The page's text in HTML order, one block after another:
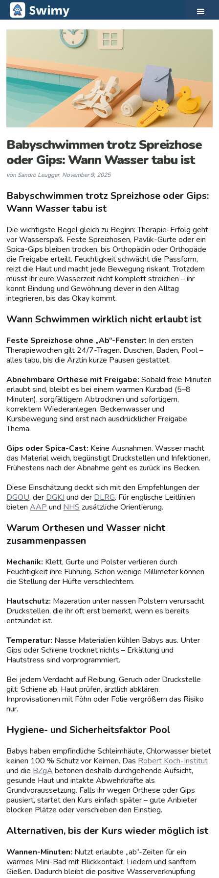
Babyschwimmen trotz Spreizhose
oder Gips: Wann Wasser tabu ist
von Sandro Leugger, November 9, 2025
Babyschwimmen trotz Spreizhose oder Gips:
Wann Wasser tabu ist
Die wichtigste Regel gleich zu Beginn: Therapie-Erfolg geht
vor Wasserspaß. Feste Spreizhosen, Pavlik-Gurte oder ein
Spica-Gips bleiben trocken, bis Orthopädin oder Orthopäde
die Freigabe erteilt. Feuchtigkeit schwächt die Passform,
reizt die Haut und macht jede Bewegung riskant. Trotzdem
müsst ihr eure Wasserzeit nicht komplett streichen – ihr
könnt Bindung und Gewöhnung clever in den Alltag
integrieren, bis das Okay kommt.
Wann Schwimmen wirklich nicht erlaubt ist
Feste Spreizhose ohne „Ab“-Fenster: In den ersten
Therapiewochen gilt 24/7-Tragen. Duschen, Baden, Pool –
alles tabu, bis die Ärztin kurze Pausen gestattet.
Abnehmbare Orthese mit Freigabe: Sobald freie Minuten
erlaubt sind, bleibt es bei einem warmen Kurzbad (5–8
Minuten), sorgfältigem Abtrocknen und sofortigem,
korrektem Wiederanlegen. Beckenwasser und
Kursbewegung sind erst nach ausdrücklicher Freigabe
Thema.
Gips oder Spica-Cast: Keine Ausnahmen. Wasser macht
das Material weich, begünstigt Druckstellen und Infektionen.
Frühestens nach der Abnahme geht es zurück ins Becken.
Diese Einschätzung deckt sich mit den Empfehlungen der
DGOU, der DGKJ und der DLRG. Für englische Leitlinien
bietenAAP und NHS zusätzliche Orientierung.
Warum Orthesen und Wasser nicht
zusammenpassen
Mechanik: Klett, Gurte und Polster verlieren durch
Feuchtigkeit ihre Führung. Schon wenige Millimeter können
die Stellung der Hüfte verschlechtern.
Hautschutz: Mazeration unter nassen Polstern verursacht
Druckstellen, die ihr oft erst bemerkt, wenn es bereits
entzündet ist.
Temperatur: Nasse Materialien kühlen Babys aus. Unter
Gips oder Schiene trocknet nichts – Erkältung und
Hautstress sind vorprogrammiert.
Bei jedem Verdacht auf Reibung, Geruch oder Druckstelle
gilt: Schiene ab, Haut prüfen, ärztlich abklären.
Improvisationen mit Föhn oder Folie vergrößern das Risiko
nur.
Hygiene- und Sicherheitsfaktor Pool
Babys haben empfindliche Schleimhäute, Chlorwasser bietet
keinen 100 % Schutz vor Keimen. Das Robert Koch-Institut
und die BZgA betonen deshalb durchgehende Aufsicht,
gesunde Haut und intakte Abwehrkräfte als
Grundvoraussetzung. Falls ihr wegen Orthese oder Gips
pausiert, startet den Kurs einfach später – gute Anbieter
blocken Plätze oder verschieben den Einstieg.
Alternativen, bis der Kurs wieder möglich ist
Wannen-Minuten: Nutzt erlaubte „ab“-Zeiten für ein
warmes Mini-Bad mit Blickkontakt, Liedern und sanftem
Gießen. Dadurch bleibt die positive Wasserverknüpfung